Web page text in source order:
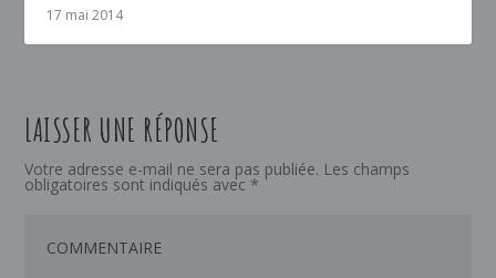
17 mai 2014
LAISSER UNE RÉPONSE
Votre adresse e-mail ne sera pas publiée. Les champs
obligatoires sont indiqués avec *